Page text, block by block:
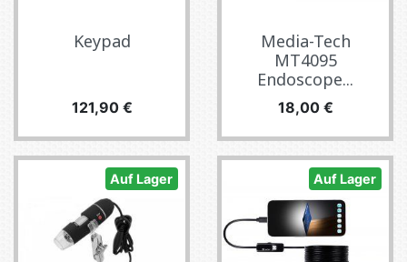
Keypad
Preis
121,90 €
Media-Tech
MT4095
Endoscope...
Preis
18,00 €
Auf Lager Auf Lager